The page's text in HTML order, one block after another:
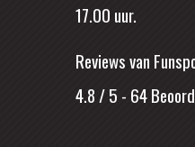
17.00 uur.
Reviews van
4.8 / 5 - 64